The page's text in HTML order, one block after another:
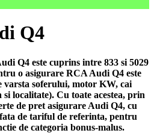
Q4
Q4 este cuprins intre 833 si 5029
o asigurare RCA Audi Q4 este
varsta soferului, motor KW, cai
localitate). Cu toate acestea, prin
de pret asigurare Audi Q4, cu
de tariful de referinta, pentru
de categoria bonus-malus.